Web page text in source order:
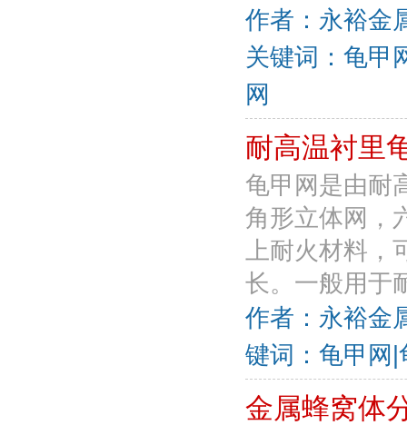
作者：永裕
关键词：龟甲
网
耐高温衬里
龟甲网是由耐
角形立体网，
上耐火材料，
长。一般用于
作者：永裕
键词：龟甲网
金属蜂窝体